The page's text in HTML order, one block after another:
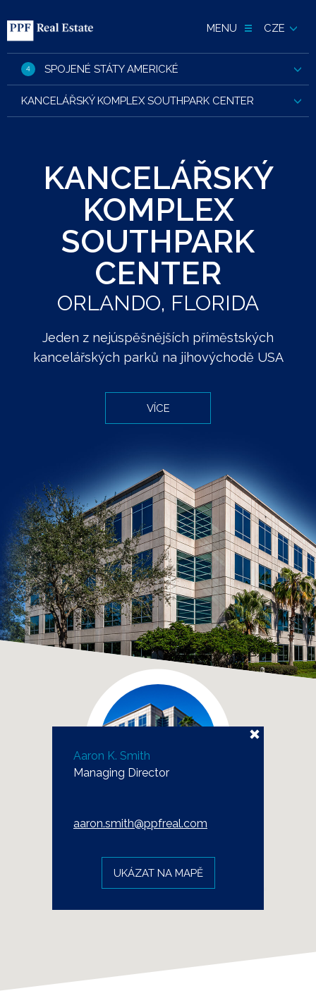
MENU CZE
4 SPOJENÉ STÁTY AMERICKÉ
KANCELÁŘSKÝ KOMPLEX SOUTHPARK CENTER
KANCELÁŘSKÝ
KOMPLEX
SOUTHPARK
CENTER
ORLANDO, FLORIDA
Jeden z nejúspěšnějších příměstských
kancelářských parků na jihovýchodě USA
VÍCE
Aaron K. Smith
Managing Director
aaron.smith@ppfreal.com
UKÁZAT NA MAPĚ